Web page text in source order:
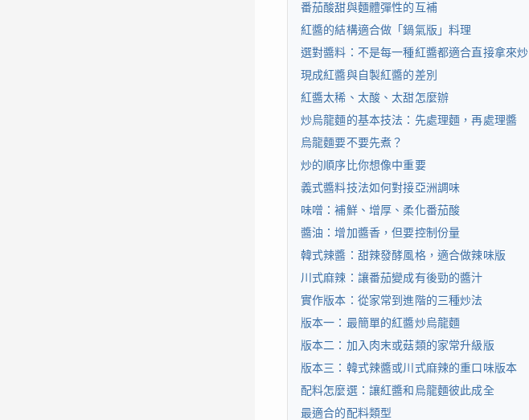
番茄酸甜與麵體彈性的互補
紅醬的結構適合做「鍋氣版」料理
選對醬料：不是每一種紅醬都適合直接拿來炒
現成紅醬與自製紅醬的差別
紅醬太稀、太酸、太甜怎麼辦
炒烏龍麵的基本技法：先處理麵，再處理醬
烏龍麵要不要先煮？
炒的順序比你想像中重要
義式醬料技法如何對接亞洲調味
味噌：補鮮、增厚、柔化番茄酸
醬油：增加醬香，但要控制份量
韓式辣醬：甜辣發酵風格，適合做辣味版
川式麻辣：讓番茄變成有後勁的醬汁
實作版本：從家常到進階的三種炒法
版本一：最簡單的紅醬炒烏龍麵
版本二：加入肉末或菇類的家常升級版
版本三：韓式辣醬或川式麻辣的重口味版本
配料怎麼選：讓紅醬和烏龍麵彼此成全
最適合的配料類型